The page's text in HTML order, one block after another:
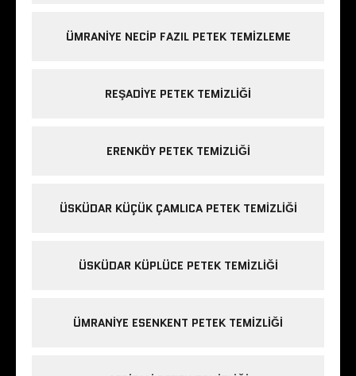
ÜMRANIYE NECIP FAZIL PETEK TEMIZLEME
REŞADIYE PETEK TEMIZLIĞI
ERENKÖY PETEK TEMIZLIĞI
ÜSKÜDAR KÜÇÜK ÇAMLICA PETEK TEMIZLIĞI
ÜSKÜDAR KÜPLÜCE PETEK TEMIZLIĞI
ÜMRANIYE ESENKENT PETEK TEMIZLIĞI